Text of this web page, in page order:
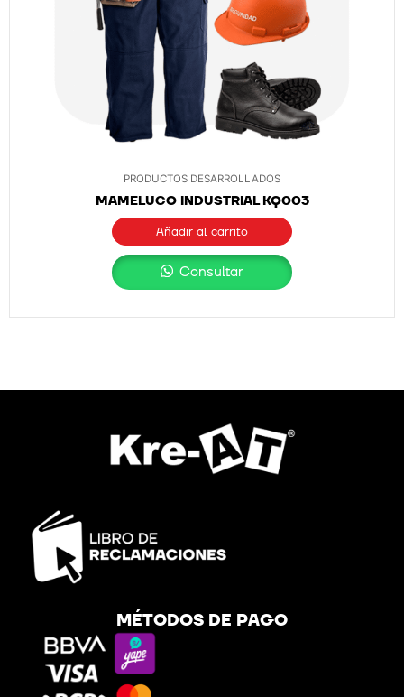
PRODUCTOS DESARROLLADOS
MAMELUCO INDUSTRIAL KQ003
Añadir al carrito
Consultar
MÉTODOS DE PAGO